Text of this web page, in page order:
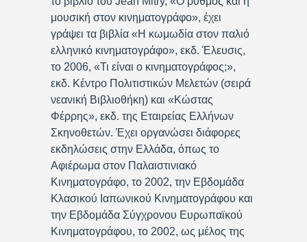
μουσική στον κινηματογράφο», έχει
γράψει τα βιβλία «Η κωμωδία στον παλιό
ελληνικό κινηματογράφο», εκδ. Έλευσις,
το 2006, «Τι είναι ο κινηματογράφος;»,
εκδ. Κέντρο Πολιτιστικών Μελετών (σειρά
νεανική Βιβλιοθήκη) και «Κώστας
Φέρρης», εκδ. της Εταιρείας Ελλήνων
Σκηνοθετών. Έχει οργανώσει διάφορες
εκδηλώσεις στην Ελλάδα, όπως το
Αφιέρωμα στον Παλαιστινιακό
Κινηματογράφο, το 2002, την Εβδομάδα
Κλασικού Ιαπωνικού Κινηματογράφου και
την Εβδομάδα Σύγχρονου Ευρωπαϊκού
Κινηματογράφου, το 2002, ως μέλος της